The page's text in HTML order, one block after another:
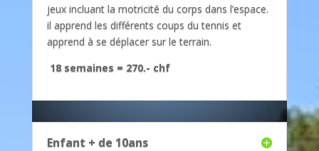
jeux incluant la motricité du corps dans l’espace.
il apprend les différents coups du tennis et
apprend à se déplacer sur le terrain.
18 semaines = 270.- chf
Enfant + de 10ans